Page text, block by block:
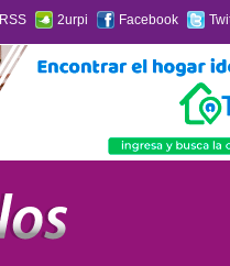
RSS 2urpi Facebook